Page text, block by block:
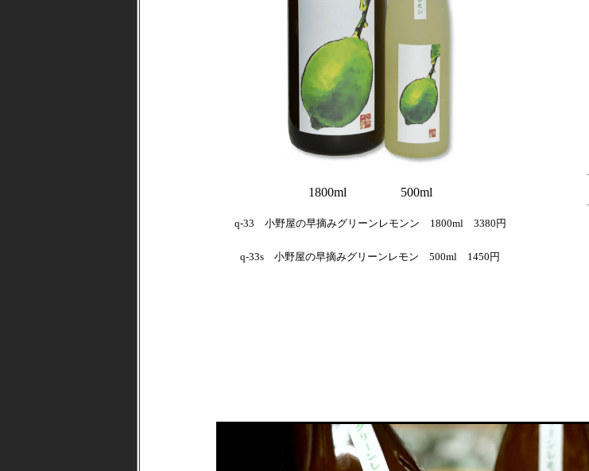
1800ml 500ml
q-33 小野屋の早摘みグリーンレモンン 1800ml 3380円
q-33s 小野屋の早摘みグリーンレモン 500ml 1450円